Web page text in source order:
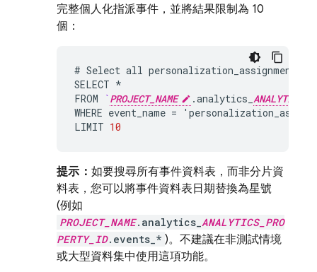
完整個人化指派事件，並將結果限制為 10
個：
# Select all personalization_assignment
SELECT *
FROM
`PROJECT_NAME .analytics_
WHERE event_name = '
LIMIT 10
提示： 如要搜尋所有事件資料表，而非分片資
料表，您可以將事件資料表日期替換為星號
(例如
PROJECT_NAME.analytics_ ANALYTICS_PRO
PERTY_ID.events_* )。不建議在非測試情境
或大型資料集中使用這項功能。